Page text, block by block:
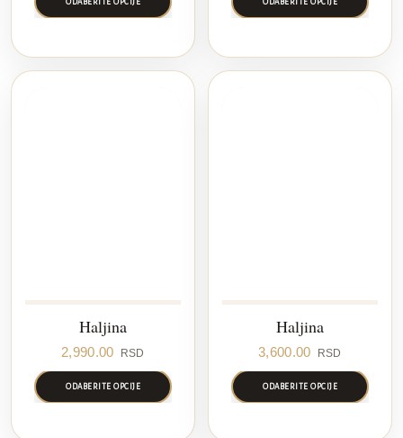
Haljina
2,990.00 RSD
ODABERITE OPCIJE
Haljina
3,600.00 RSD
ODABERITE OPCIJE